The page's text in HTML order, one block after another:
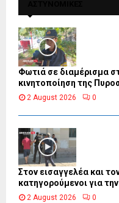
Φωτιά σε διαμέρισμα
κινητοποίηση της
2 August 2026 0
Στον εισαγγελέα και
κατηγορούμενοι για
2 August 2026 0